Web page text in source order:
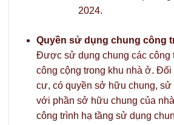
2024.
Quyền sử dụng chung công
Được sử dụng chung các công
công cộng trong khu nhà ở.
cư, có quyền sở hữu chung, sử
với phần sở hữu chung của
công trình hạ tầng sử dụng